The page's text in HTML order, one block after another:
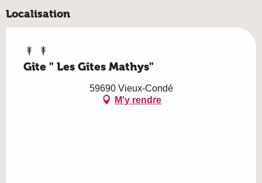
Localisation
Gîte " Les Gîtes Mathys"
59690 Vieux-Condé
M'y rendre